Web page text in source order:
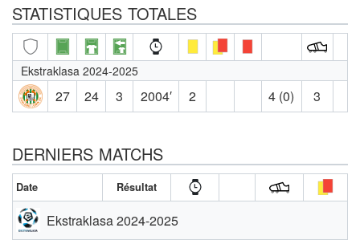
STATISTIQUES TOTALES
Ekstraklasa 2024-2025
27 24 3 2004′ 2 4 (0) 3
DERNIERS MATCHS
Date Résultat
Ekstraklasa 2024-2025